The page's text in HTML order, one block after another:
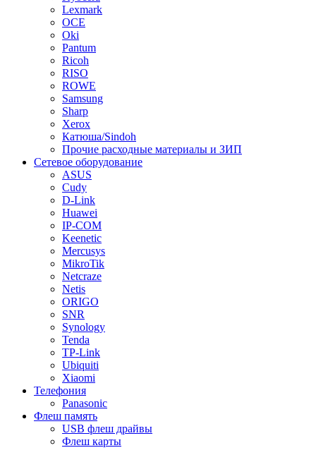
Lexmark
OCE
Oki
Pantum
Ricoh
RISO
ROWE
Samsung
Sharp
Xerox
Катюша/Sindoh
Прочие расходные материалы и ЗИП
Сетевое оборудование
ASUS
Cudy
D-Link
Huawei
IP-COM
Keenetic
Mercusys
MikroTik
Netcraze
Netis
ORIGO
SNR
Synology
Tenda
TP-Link
Ubiquiti
Xiaomi
Телефония
Panasonic
Флеш память
USB флеш драйвы
Флеш карты